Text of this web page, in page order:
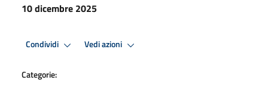
10 dicembre 2025
Condividi Vedi azioni
Categorie: